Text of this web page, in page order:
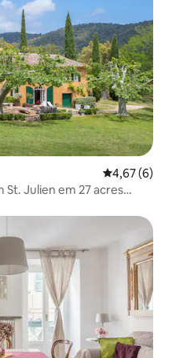
4,67 de uma
4,67 (6)
St. Julien em 27 acres